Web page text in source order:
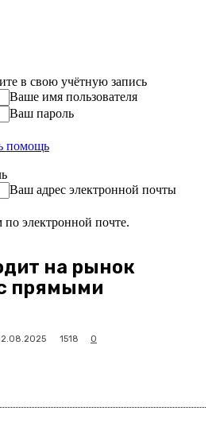
в свою учётную запись
Ваше имя пользователя
Ваш пароль
помощь
Ваш адрес электронной почты
электронной почте.
на рынок
прямыми
1518 0